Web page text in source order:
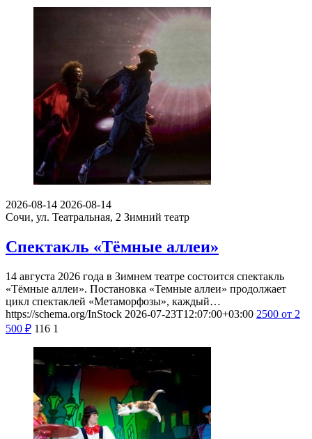
2026-08-14 2026-08-14
Сочи, ул. Театральная, 2 Зимний театр
Спектакль «Тёмные аллеи»
14 августа 2026 года в Зимнем театре состоится спектакль
«Тёмные аллеи». Постановка «Темные аллеи» продолжает
цикл спектаклей «Метаморфозы», каждый…
https://schema.org/InStock 2026-07-23T12:07:00+03:00 2500 от 2
500 ₽ 116 1